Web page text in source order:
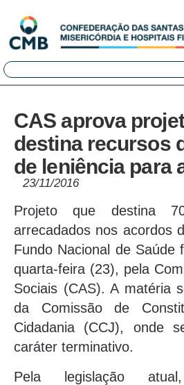
CAS aprova
destina recursos
de leniência para
23/11/2016
Projeto que destina
arrecadados nos acordos
Fundo Nacional de Saúde
quarta-feira (23), pela
Sociais (CAS). A matéria
da Comissão de
Cidadania (CCJ), onde
caráter terminativo.
Pela legislação